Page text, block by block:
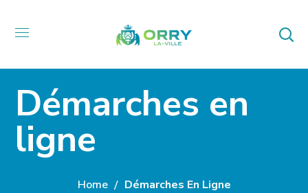
Démarches en
ligne
Home Démarches En Ligne